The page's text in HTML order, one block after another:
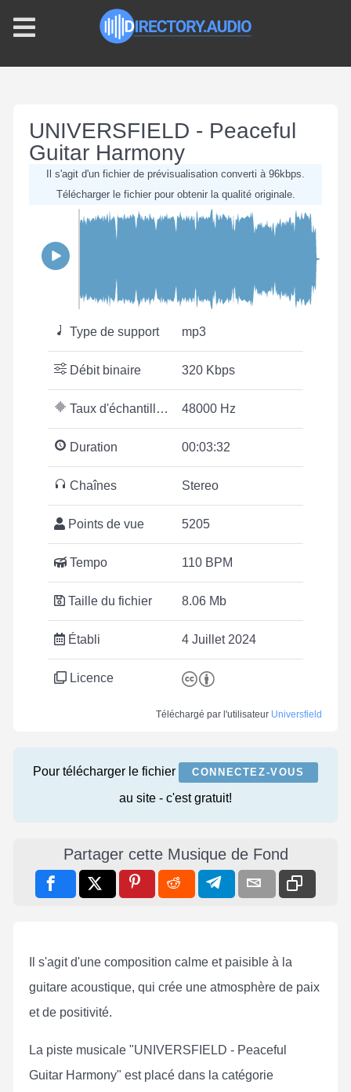
UNIVERSFIELD - Peaceful
Guitar Harmony
Il s'agit d'un fichier de prévisualisation converti à 96kbps.
Télécharger le fichier pour obtenir la qualité originale.
Type de support mp3
Débit binaire 320 Kbps
Taux d'échantillonnage 48000 Hz
Duration 00:03:32
Chaînes Stereo
Points de vue 5205
Tempo 110 BPM
Taille du fichier 8.06 Mb
Établi 4 Juillet 2024
Licence
Téléchargé par l'utilisateur Universfield
Pour télécharger le fichier CONNECTEZ-VOUS
au site - c'est gratuit!
Partager cette Musique de Fond
Il s'agit d'une composition calme et paisible à la
guitare acoustique, qui crée une atmosphère de paix
et de positivité.
La piste musicale "UNIVERSFIELD - Peaceful
Guitar Harmony" est placé dans la catégorie